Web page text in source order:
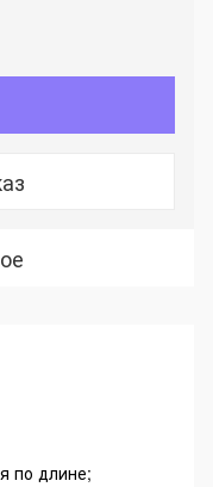
по длине;